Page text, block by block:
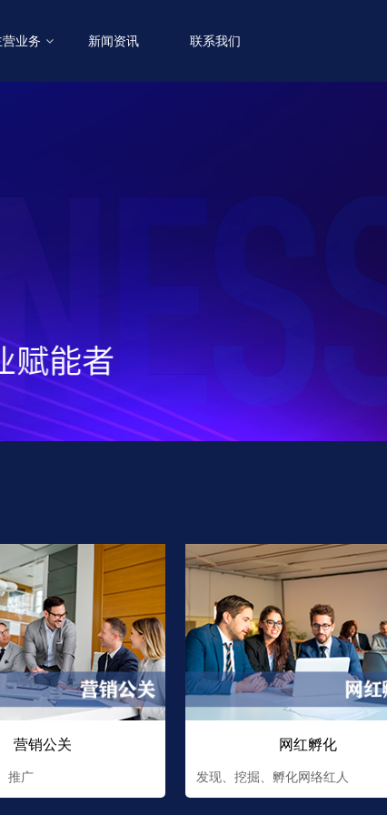
营业务 新闻资讯 联系我们
营销公关
推广
网红孵化
发现、挖掘、孵化网络红人